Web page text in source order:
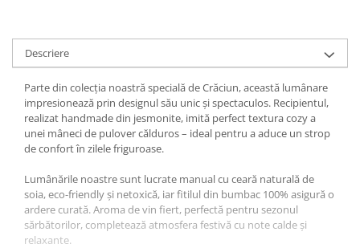
Descriere
Parte din colecția noastră specială de Crăciun, această lumânare
impresionează prin designul său unic și spectaculos. Recipientul,
realizat handmade din jesmonite, imită perfect textura cozy a
unei mâneci de pulover călduros – ideal pentru a aduce un strop
de confort în zilele friguroase.
Lumânările noastre sunt lucrate manual cu ceară naturală de
soia, eco-friendly și netoxică, iar fitilul din bumbac 100% asigură o
ardere curată. Aroma de vin fiert, perfectă pentru sezonul
sărbătorilor, completează atmosfera festivă cu note calde și
relaxante.